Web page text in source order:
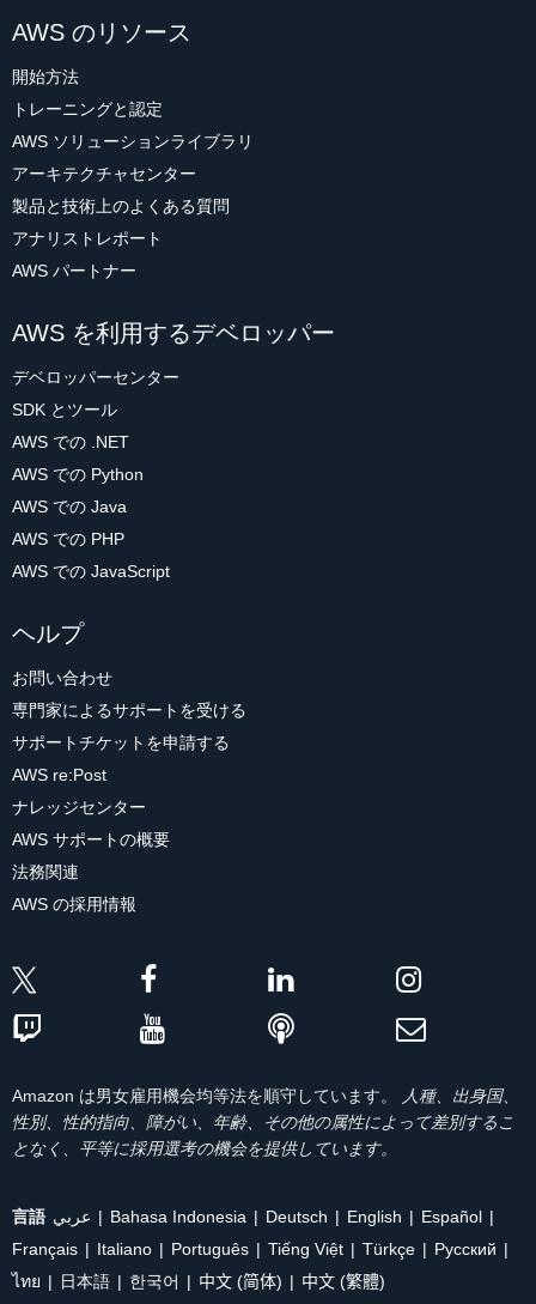
AWS のリソース
開始方法
トレーニングと認定
AWS ソリューションライブラリ
アーキテクチャセンター
製品と技術上のよくある質問
アナリストレポート
AWS パートナー
AWS を利用するデベロッパー
デベロッパーセンター
SDK とツール
AWS での .NET
AWS での Python
AWS での Java
AWS での PHP
AWS での JavaScript
ヘルプ
お問い合わせ
専門家によるサポートを受ける
サポートチケットを申請する
AWS re:Post
ナレッジセンター
AWS サポートの概要
法務関連
AWS の採用情報
Amazon は男女雇用機会均等法を順守しています。
人種、出身国、
性別、性的指向、障がい、年齢、その他の属性によって差別するこ
となく、平等に採用選考の機会を提供しています。
言語 عربي Bahasa Indonesia Deutsch English
Español
Français
Italiano Português Tiếng Việt Türkçe
Ρусский
ไทย
日本語 한국어 中文 (简体) 中文 (繁體)